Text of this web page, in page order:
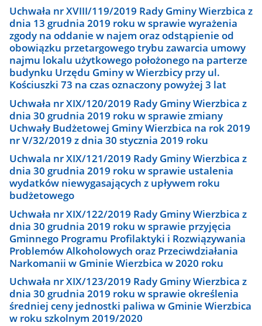
Uchwała nr XVIII/119/2019 Rady Gminy Wierzbica z
dnia 13 grudnia 2019 roku w sprawie wyrażenia
zgody na oddanie w najem oraz odstąpienie od
obowiązku przetargowego trybu zawarcia umowy
najmu lokalu użytkowego położonego na parterze
budynku Urzędu Gminy w Wierzbicy przy ul.
Kościuszki 73 na czas oznaczony powyżej 3 lat
Uchwała nr XIX/120/2019 Rady Gminy Wierzbica z
dnia 30 grudnia 2019 roku w sprawie zmiany
Uchwały Budżetowej Gminy Wierzbica na rok 2019
nr V/32/2019 z dnia 30 stycznia 2019 roku
Uchwala nr XIX/121/2019 Rady Gminy Wierzbica z
dnia 30 grudnia 2019 roku w sprawie ustalenia
wydatków niewygasających z upływem roku
budżetowego
Uchwała nr XIX/122/2019 Rady Gminy Wierzbica z
dnia 30 grudnia 2019 roku w sprawie przyjęcia
Gminnego Programu Profilaktyki i Rozwiązywania
Problemów Alkoholowych oraz Przeciwdziałania
Narkomanii w Gminie Wierzbica w 2020 roku
Uchwała nr XIX/123/2019 Rady Gminy Wierzbica z
dnia 30 grudnia 2019 roku w sprawie określenia
średniej ceny jednostki paliwa w Gminie Wierzbica
w roku szkolnym 2019/2020